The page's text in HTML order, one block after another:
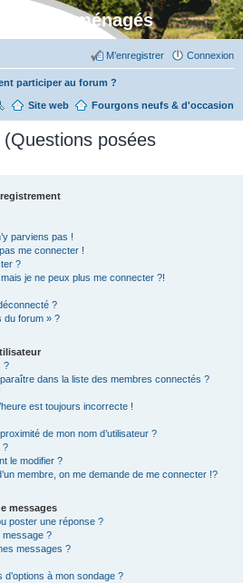
- Vans aménagés
Connexion
M’enregistrer
participer au forum ?
Fourgons neufs & d'occasion
Site web
R
posées
parviens pas !
me connecter !
?
je ne peux plus me connecter ?!
?
du forum » ?
?
dans la liste des membres connectés ?
est toujours incorrecte !
de mon nom d’utilisateur ?
?
le modifier ?
membre, on me demande de me connecter !?
messages
poster une réponse ?
message ?
messages ?
à mon sondage ?